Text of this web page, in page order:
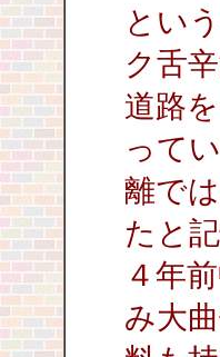
とい
ク舌
道路
って
離で
たと
４年
み大